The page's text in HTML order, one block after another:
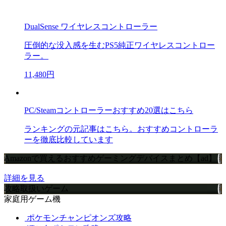
DualSense ワイヤレスコントローラー
圧倒的な没入感を生むPS5純正ワイヤレスコントロー
ラー。
11,480円
PC/Steamコントローラーおすすめ20選はこちら
ランキングの元記事はこちら。おすすめコントローラ
ーを徹底比較しています
Amazonで買えるおすすめゲーミングデバイスまとめ【ad】
詳細を見る
攻略取扱いゲーム
家庭用ゲーム機
ポケモンチャンピオンズ攻略